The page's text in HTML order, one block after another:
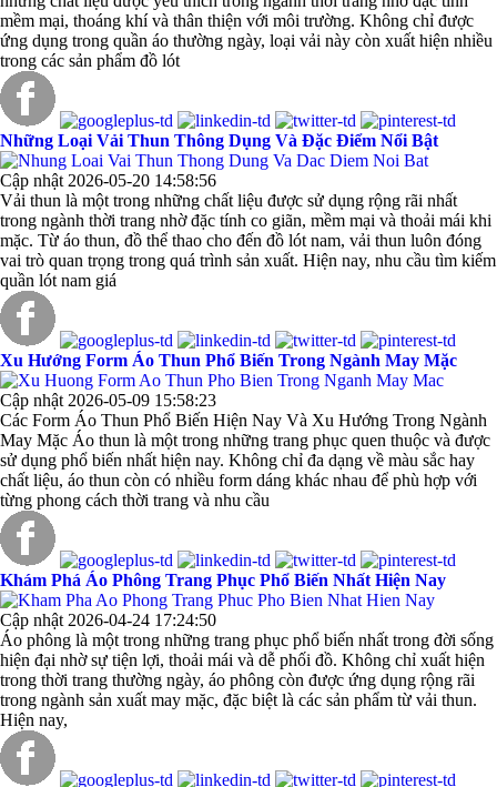
mềm mại, thoáng khí và thân thiện với môi trường. Không chỉ được
ứng dụng trong quần áo thường ngày, loại vải này còn xuất hiện nhiều
trong các sản phẩm đồ lót
Những Loại Vải Thun Thông Dụng Và Đặc Điểm Nổi Bật
Cập nhật 2026-05-20 14:58:56
Vải thun là một trong những chất liệu được sử dụng rộng rãi nhất
trong ngành thời trang nhờ đặc tính co giãn, mềm mại và thoải mái khi
mặc. Từ áo thun, đồ thể thao cho đến đồ lót nam, vải thun luôn đóng
vai trò quan trọng trong quá trình sản xuất. Hiện nay, nhu cầu tìm kiếm
quần lót nam giá
Xu Hướng Form Áo Thun Phổ Biến Trong Ngành May Mặc
Cập nhật 2026-05-09 15:58:23
Các Form Áo Thun Phổ Biến Hiện Nay Và Xu Hướng Trong Ngành
May Mặc Áo thun là một trong những trang phục quen thuộc và được
sử dụng phổ biến nhất hiện nay. Không chỉ đa dạng về màu sắc hay
chất liệu, áo thun còn có nhiều form dáng khác nhau để phù hợp với
từng phong cách thời trang và nhu cầu
Khám Phá Áo Phông Trang Phục Phổ Biến Nhất Hiện Nay
Cập nhật 2026-04-24 17:24:50
Áo phông là một trong những trang phục phổ biến nhất trong đời sống
hiện đại nhờ sự tiện lợi, thoải mái và dễ phối đồ. Không chỉ xuất hiện
trong thời trang thường ngày, áo phông còn được ứng dụng rộng rãi
trong ngành sản xuất may mặc, đặc biệt là các sản phẩm từ vải thun.
Hiện nay,